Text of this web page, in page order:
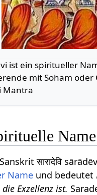
ist ein spiritueller
mit Soham oder
Mantra
सारादेवि
Name und bedeutet
Exzellenz ist.